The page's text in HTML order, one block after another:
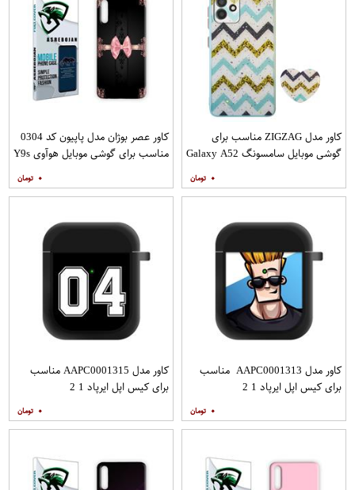
کاور مدل ZIGZAG مناسب برای
گوشی موبایل سامسونگ Galaxy A52
۰
کاور عصر بوژان مدل پاپیون کد 0304
مناسب برای گوشی موبایل هوآوی Y9s
۰
کاور مدل AAPC0001313 مناسب
برای کیس اپل ایرپاد 1 2
۰
کاور مدل AAPC0001315 مناسب
برای کیس اپل ایرپاد 1 2
۰